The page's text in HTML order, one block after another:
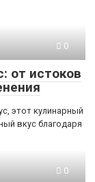
0
от истоков
этот кулинарный
вкус благодаря
0